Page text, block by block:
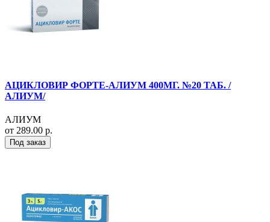
АЦИКЛОВИР ФОРТЕ-АЛИУМ 400МГ. №20 ТАБ. /
АЛИУМ/
АЛИУМ
от 289.00 р.
Под заказ